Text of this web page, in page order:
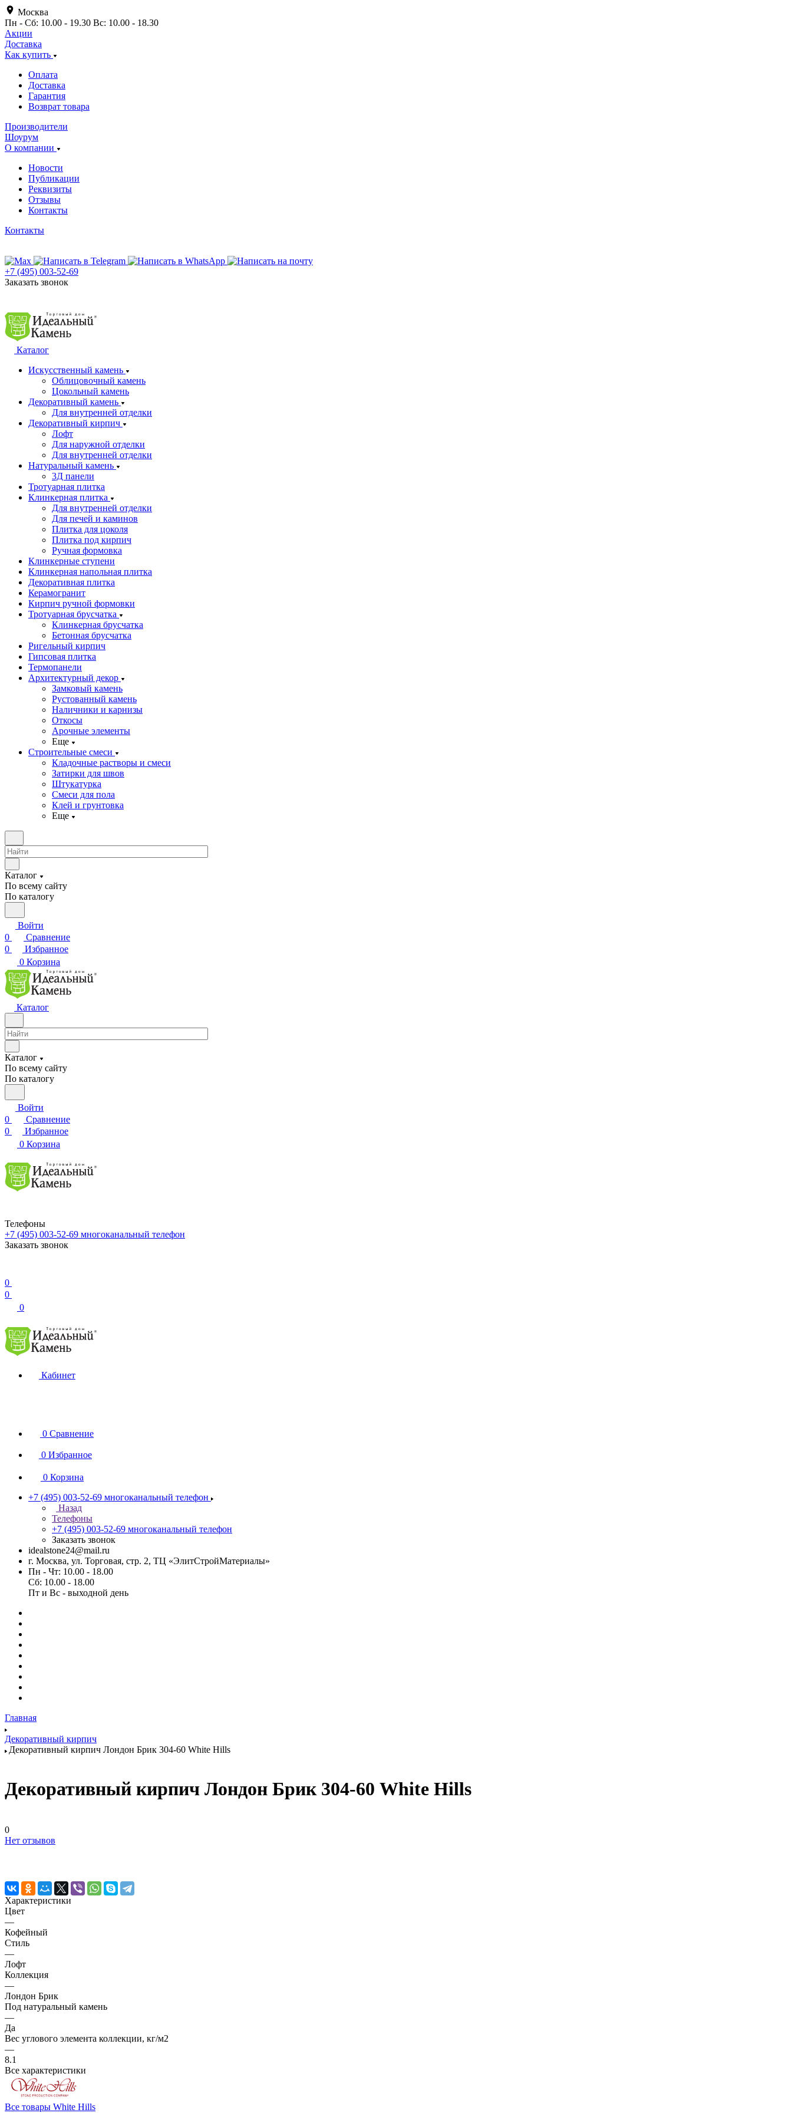
Москва
Пн - Сб: 10.00 - 19.30 Вс: 10.00 - 18.30
Акции
Доставка
Как купить
Оплата
Доставка
Гарантия
Возврат товара
Производители
Шоурум
О компании
Новости
Публикации
Реквизиты
Отзывы
Контакты
Контакты
+7 (495) 003-52-69
Заказать звонок
Каталог
Искусственный камень
Облицовочный камень
Цокольный камень
Декоративный камень
Для внутренней отделки
Декоративный кирпич
Лофт
Для наружной отделки
Для внутренней отделки
Натуральный камень
3Д панели
Тротуарная плитка
Клинкерная плитка
Для внутренней отделки
Для печей и каминов
Плитка для цоколя
Плитка под кирпич
Ручная формовка
Клинкерные ступени
Клинкерная напольная плитка
Декоративная плитка
Керамогранит
Кирпич ручной формовки
Тротуарная брусчатка
Клинкерная брусчатка
Бетонная брусчатка
Ригельный кирпич
Гипсовая плитка
Термопанели
Архитектурный декор
Замковый камень
Рустованный камень
Наличники и карнизы
Откосы
Арочные элементы
Еще
Строительные смеси
Кладочные растворы и смеси
Затирки для швов
Штукатурка
Смеси для пола
Клей и грунтовка
Еще
Каталог
По всему сайту
По каталогу
Войти
0
Сравнение
0
Избранное
0 Корзина
Каталог
Каталог
По всему сайту
По каталогу
Войти
0
Сравнение
0
Избранное
0 Корзина
Телефоны
+7 (495) 003-52-69 многоканальный телефон
Заказать звонок
0
0
0
Кабинет
0 Сравнение
0 Избранное
0 Корзина
+7 (495) 003-52-69 многоканальный телефон
Назад
Телефоны
+7 (495) 003-52-69 многоканальный телефон
Заказать звонок
idealstone24@mail.ru
г. Москва, ул. Торговая, стр. 2, ТЦ «ЭлитСтройМатериалы»
Пн - Чт: 10.00 - 18.00
Сб: 10.00 - 18.00
Пт и Вс - выходной день
Главная
Декоративный кирпич
Декоративный кирпич Лондон Брик 304-60 White Hills
Декоративный кирпич Лондон Брик 304-60 White Hills
0
Нет отзывов
Характеристики
Цвет
—
Кофейный
Стиль
—
Лофт
Коллекция
—
Лондон Брик
Под натуральный камень
—
Да
Вес углового элемента коллекции, кг/м2
—
8.1
Все характеристики
Все товары White Hills